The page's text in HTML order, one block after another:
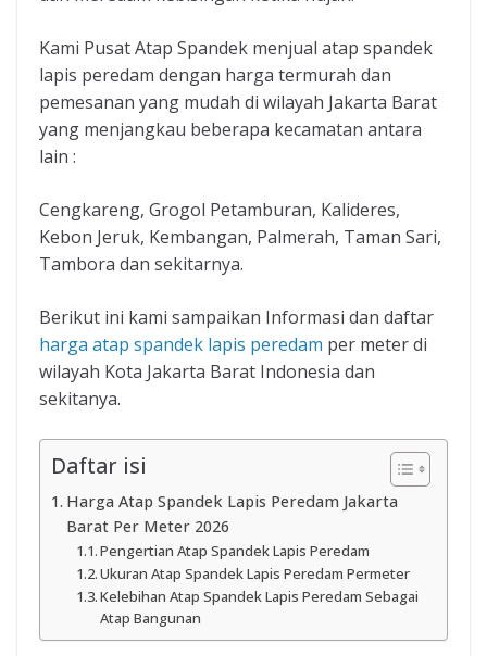
Kami Pusat Atap Spandek menjual atap spandek
lapis peredam dengan harga termurah dan
pemesanan yang mudah di wilayah Jakarta Barat
yang menjangkau beberapa kecamatan antara
lain :
Cengkareng, Grogol Petamburan, Kalideres,
Kebon Jeruk, Kembangan, Palmerah, Taman Sari,
Tambora dan sekitarnya.
Berikut ini kami sampaikan Informasi dan daftar
harga atap spandek lapis peredam per meter di
wilayah Kota Jakarta Barat Indonesia dan
sekitanya.
Daftar isi
Harga Atap Spandek Lapis Peredam Jakarta
Barat Per Meter 2026
Pengertian Atap Spandek Lapis Peredam
Ukuran Atap Spandek Lapis Peredam Permeter
Kelebihan Atap Spandek Lapis Peredam Sebagai
Atap Bangunan